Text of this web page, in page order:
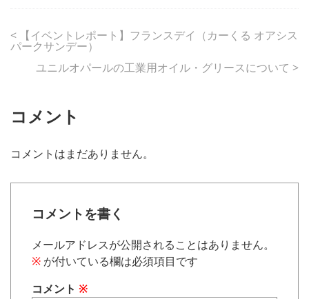
< 【イベントレポート】フランスデイ（カーくる オアシス
パークサンデー）
ユニルオパールの工業用オイル・グリースについて >
コメント
コメントはまだありません。
コメントを書く
メールアドレスが公開されることはありません。
※ が付いている欄は必須項目です
コメント ※